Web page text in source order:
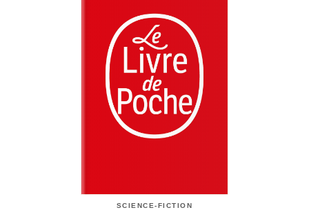
SCIENCE-FICTION